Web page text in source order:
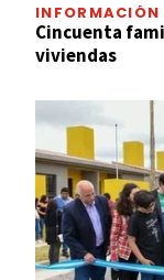
INFORMACIÓN
Cincuenta
viviendas